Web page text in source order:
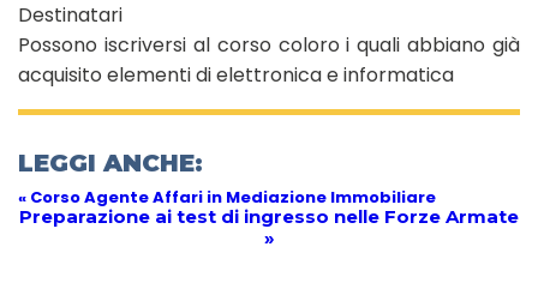
Destinatari
Possono iscriversi al corso coloro i quali abbiano già
acquisito elementi di elettronica e informatica
LEGGI ANCHE:
« Corso Agente Affari in Mediazione Immobiliare
Preparazione ai test di ingresso nelle Forze Armate
»